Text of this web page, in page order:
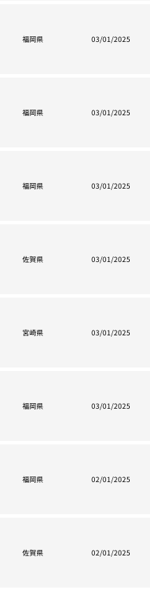
福岡県 03/01/2025
福岡県 03/01/2025
福岡県 03/01/2025
佐賀県 03/01/2025
宮崎県 03/01/2025
福岡県 03/01/2025
福岡県 02/01/2025
佐賀県 02/01/2025